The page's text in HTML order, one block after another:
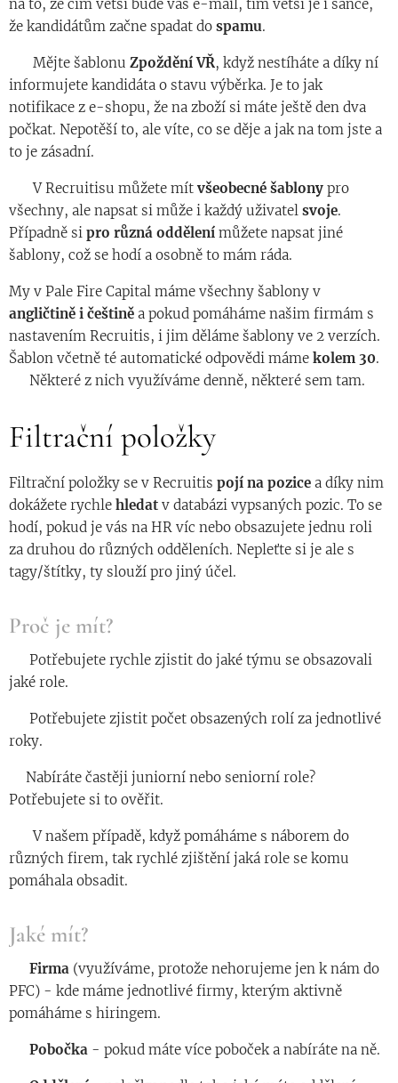
na to, že čím větší bude váš e-mail, tím větší je i šance,
že kandidátům začne spadat do spamu.
◾️ Mějte šablonu Zpoždění VŘ, když nestíháte a díky ní
informujete kandidáta o stavu výběrka. Je to jak
notifikace z e-shopu, že na zboží si máte ještě den dva
počkat. Nepotěší to, ale víte, co se děje a jak na tom jste a
to je zásadní.
◾️ V Recruitisu můžete mít všeobecné šablony pro
všechny, ale napsat si může i každý uživatel svoje.
Případně si pro různá oddělení můžete napsat jiné
šablony, což se hodí a osobně to mám ráda.
My v Pale Fire Capital máme všechny šablony v
angličtině i češtině a pokud pomáháme našim firmám s
nastavením Recruitis, i jim děláme šablony ve 2 verzích.
Šablon včetně té automatické odpovědi máme kolem 30.
😊 Některé z nich využíváme denně, některé sem tam.
Filtrační položky
Filtrační položky se v Recruitis pojí na pozice a díky nim
dokážete rychle hledat v databázi vypsaných pozic. To se
hodí, pokud je vás na HR víc nebo obsazujete jednu roli
za druhou do různých odděleních. Nepleťte si je ale s
tagy/štítky, ty slouží pro jiný účel.
Proč je mít?
◾️ Potřebujete rychle zjistit do jaké týmu se obsazovali
jaké role.
◾️ Potřebujete zjistit počet obsazených rolí za jednotlivé
roky.
◾️Nabíráte častěji juniorní nebo seniorní role?
Potřebujete si to ověřit.
◾️ V našem případě, když pomáháme s náborem do
různých firem, tak rychlé zjištění jaká role se komu
pomáhala obsadit.
Jaké mít?
Firma (využíváme, protože nehorujeme jen k nám do
PFC) - kde máme jednotlivé firmy, kterým aktivně
pomáháme s hiringem.
Pobočka - pokud máte více poboček a nabíráte na ně.